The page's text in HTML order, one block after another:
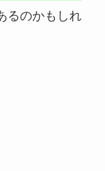
るのかもしれ